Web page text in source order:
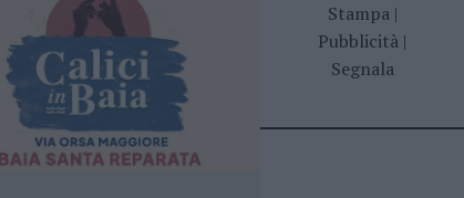
Stampa|
Pubblicità |
Segnala